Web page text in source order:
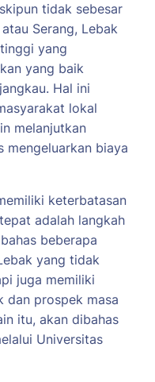
tidak sebesar
Serang, Lebak
yang
yang baik
Hal ini
lokal
melanjutkan
mengeluarkan biaya
keterbatasan
adalah langkah
beberapa
yang tidak
juga memiliki
dan prospek masa
itu, akan dibahas
Universitas